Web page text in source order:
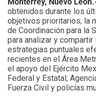
Monterrey, Nuevo
obtenidos durante los
objetivos prioritarios; la
de Coordinación para la
para analizar y
estrategias puntuales
recientes en el Área
el apoyo del Ejército
Federal y Estatal;
Fuerza Civil y policías